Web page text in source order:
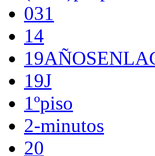
031
14
19J
1ºpiso
2-minutos
20